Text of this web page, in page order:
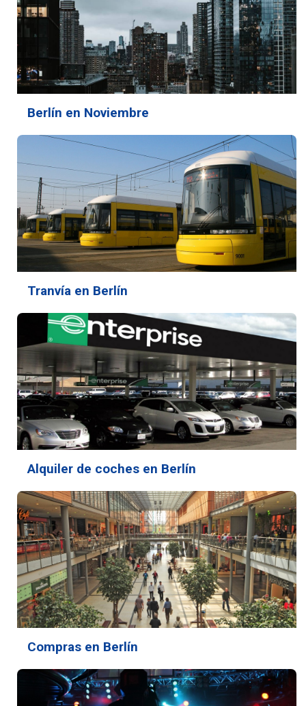
Berlín en Noviembre
Tranvía en Berlín
Alquiler de coches en Berlín
Compras en Berlín